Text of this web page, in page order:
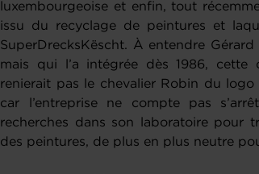
luxembourgeoise et enfin, tout
issu du recyclage de peintures et
SuperDrecksKëscht. À entendre Gérard
mais qui l’a intégrée dès 1986, cette
renierait pas le chevalier Robin du
car l’entreprise ne compte pas
recherches dans son laboratoire pour
des peintures, de plus en plus neutre